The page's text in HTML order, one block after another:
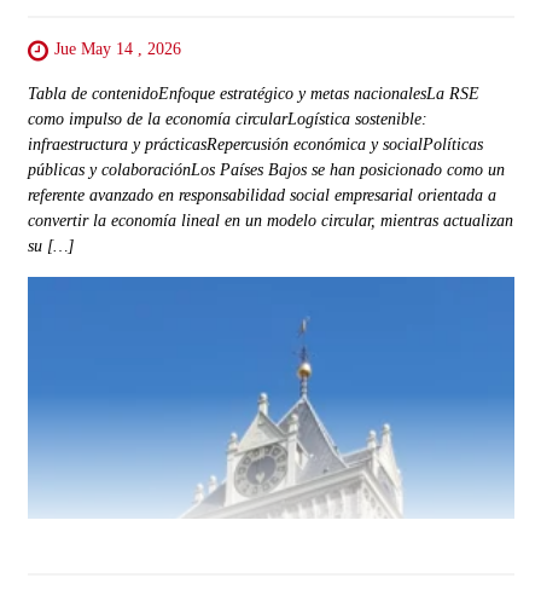
Jue May 14 , 2026
Tabla de contenidoEnfoque estratégico y metas nacionalesLa RSE
como impulso de la economía circularLogística sostenible:
infraestructura y prácticasRepercusión económica y socialPolíticas
públicas y colaboraciónLos Países Bajos se han posicionado como un
referente avanzado en responsabilidad social empresarial orientada a
convertir la economía lineal en un modelo circular, mientras actualizan
su […]